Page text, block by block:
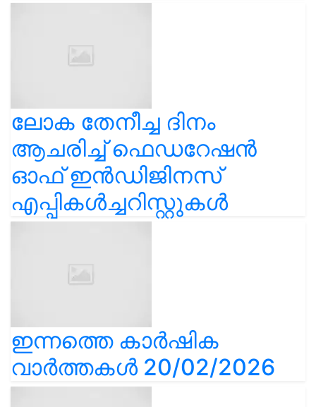
ലോക തേനീച്ച ദിനം
ആചരിച്ച് ഫെഡറേഷൻ
ഓഫ് ഇൻഡിജിനസ്
എപ്പികൾച്ചറിസ്റ്റുകൾ
ഇന്നത്തെ കാർഷിക
വാർത്തകൾ 20/02/2026